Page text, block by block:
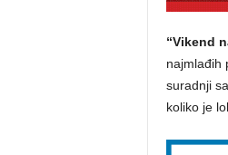
“Vikend
najmlađih
suradnji
koliko je